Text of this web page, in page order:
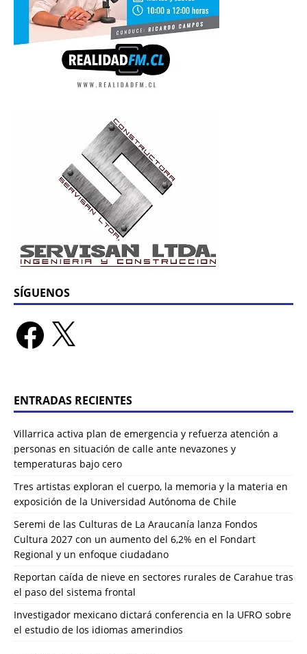
SÍGUENOS
ENTRADAS RECIENTES
Villarrica activa plan de emergencia y refuerza atención a
personas en situación de calle ante nevazones y
temperaturas bajo cero
Tres artistas exploran el cuerpo, la memoria y la materia en
exposición de la Universidad Autónoma de Chile
Seremi de las Culturas de La Araucanía lanza Fondos
Cultura 2027 con un aumento del 6,2% en el Fondart
Regional y un enfoque ciudadano
Reportan caída de nieve en sectores rurales de Carahue tras
el paso del sistema frontal
Investigador mexicano dictará conferencia en la UFRO sobre
el estudio de los idiomas amerindios